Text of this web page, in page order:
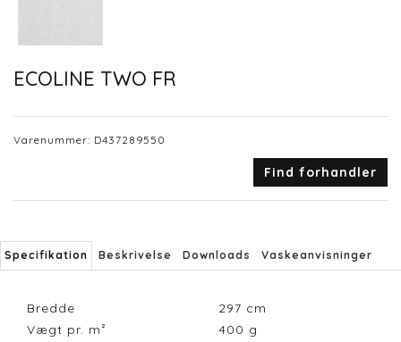
ECOLINE TWO FR
Varenummer: D437289550
Find forhandler
Specifikation Beskrivelse Downloads Vaskeanvisninger
Bredde 297 cm
Vægt pr. m²
400 g